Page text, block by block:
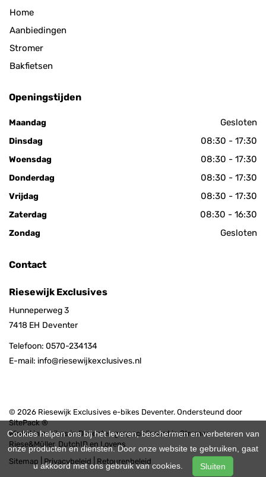
Home
Aanbiedingen
Stromer
Bakfietsen
Openingstijden
Maandag Gesloten
Dinsdag 08:30 - 17:30
Woensdag 08:30 - 17:30
Donderdag 08:30 - 17:30
Vrijdag 08:30 - 17:30
Zaterdag 08:30 - 16:30
Zondag Gesloten
Contact
Riesewijk Exclusives
Hunneperweg 3
7418 EH Deventer
Telefoon: 0570-234134
E-mail: info@riesewijkexclusives.nl
© 2026 Riesewijk Exclusives e-bikes Deventer. Ondersteund door
SitePack ®
Winkel in e-bikes in Deventer, gespecialiseerd in Stromer,
Riese&Müller, DutchID en Lovens
Sitemap
Privacybeleid Retourenbeleid
Cookies helpen ons bij het leveren, beschermen en verbeteren van
onze producten en diensten. Door onze website te gebruiken, gaat
u akkoord met ons gebruik van cookies.
Sluiten